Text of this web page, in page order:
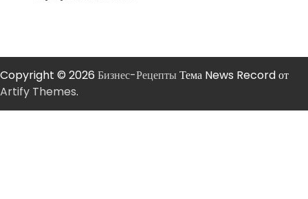
Copyright © 2026 Бизнес-РецептыТема News Record от
Artify Themes.